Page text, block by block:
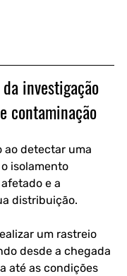
investigação
contaminação
ao detectar uma
isolamento
e a
distribuição.
um rastreio
desde a chegada
até as condições